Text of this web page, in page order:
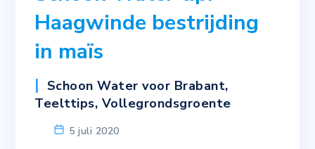
Haagwinde bestrijding
in maïs
Schoon Water voor Brabant,
Teelttips, Vollegrondsgroente
5 juli 2020